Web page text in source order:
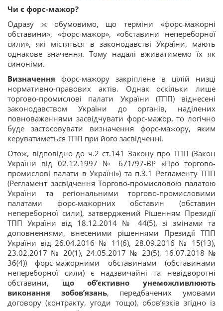
Чи є форс-мажор?
Одразу ж обумовимо, що терміни «форс-мажорні
обставини», «форс-мажор», «обставини непереборної
сили», які містяться в законодавстві України, мають
однакове значення. Тому надалі вживатимемо їх як
синоніми.
Визначення форс-мажору закріплене в цілій низці
нормативно-правових актів. Однак оскільки лише
торгово-промислові палати України (ТПП) віднесені
законодавством України до органів, наділених
повноваженнями засвідчувати форс-мажор, то логічно
буде застосовувати визначення форс-мажору, яким
керуватиметься ТПП при його засвідченні.
Отож, відповідно до ч.2 ст.141 Закону про ТПП (Закон
України від 02.12.1997 № 671/97-ВР «Про торгово-
промислові палати в Україні») та п.3.1 Регламенту ТПП
(Регламент засвідчення Торгово-промисловою палатою
України та регіональними торгово-промисловими
палатами форс-мажорних обставин (обставин
непереборної сили), затверджений Рішенням Президії
ТПП України від 18.12.2014 № 44(5), зі змінами та
доповненнями, внесеними рішеннями Президії ТПП
України від 26.04.2016 № 11(6), 28.09.2016 № 15(13),
23.02.2017 № 20(1), 24.05.2017 № 23(5), 16.07.2018 №
36(4)) форс-мажорними обставинами (обставинами
непереборної сили) є надзвичайні та невідворотні
обставини, що об’єктивно унеможливлюють
виконання зобов’язань, передбачених умовами
договору (контракту, угоди тощо), обов’язків згідно із